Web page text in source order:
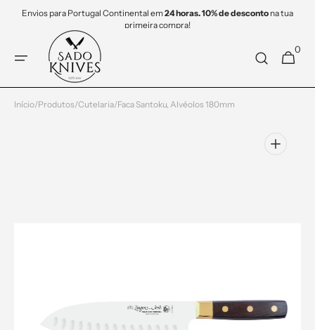
para o
Envios para Portugal Continental em24 horas. 10% de desconto na tua
primeira compra!
Carrinho
0
0
items
Início/Produtos/Cutelaria/Faca Santoku, Alvéolos 180mm